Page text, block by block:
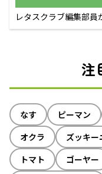
レタスクラブ編集部員
注
なす ピーマン
オクラ
ズッキー
トマト
ゴーヤー